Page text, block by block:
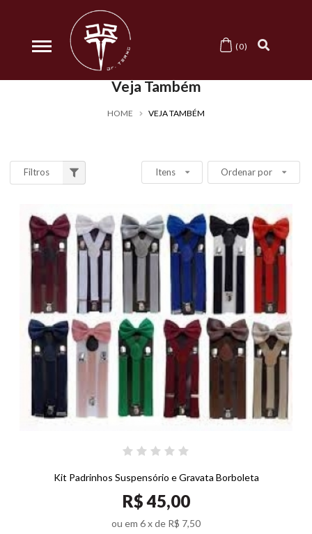
0
Veja Também
HOME VEJA TAMBÉM
Filtros Itens Ordenar por
Kit Padrinhos Suspensório e Gravata Borboleta
R$ 45,00
ou em 6x de R$ 7,50